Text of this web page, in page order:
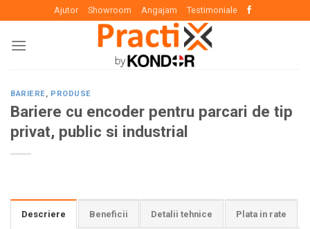
content
Ajutor Showroom Angajam Testimoniale
BARIERE, PRODUSE
Bariere cu encoder pentru parcari de tip
privat, public si industrial
Descriere Beneficii Detalii tehnice Plata in rate